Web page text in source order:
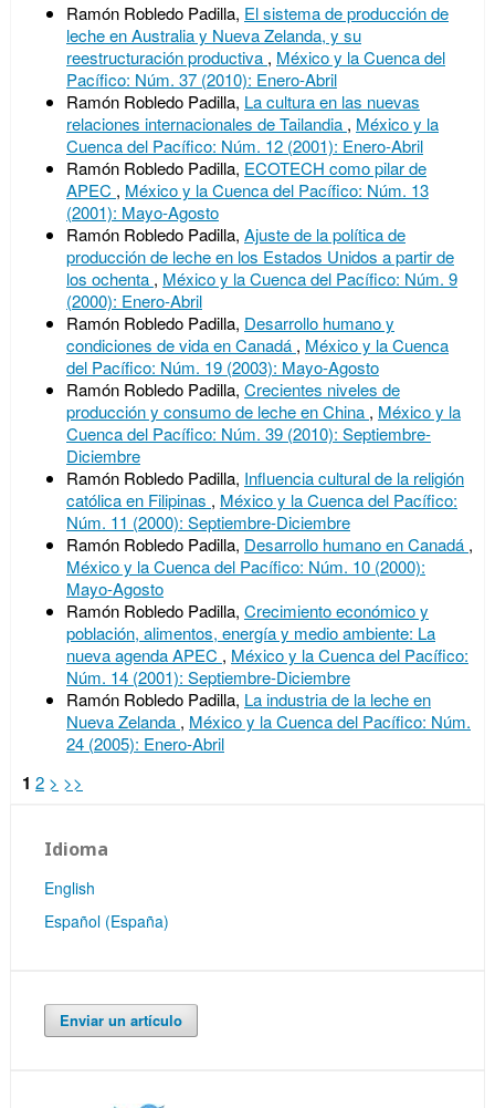
Ramón Robledo Padilla, El sistema de producción de
leche en Australia y Nueva Zelanda, y su
reestructuración productiva , México y la Cuenca del
Pacífico: Núm. 37 (2010): Enero-Abril
Ramón Robledo Padilla, La cultura en las nuevas
relaciones internacionales de Tailandia , México y la
Cuenca del Pacífico: Núm. 12 (2001): Enero-Abril
Ramón Robledo Padilla, ECOTECH como pilar de
APEC , México y la Cuenca del Pacífico: Núm. 13
(2001): Mayo-Agosto
Ramón Robledo Padilla, Ajuste de la política de
producción de leche en los Estados Unidos a partir de
los ochenta , México y la Cuenca del Pacífico: Núm. 9
(2000): Enero-Abril
Ramón Robledo Padilla, Desarrollo humano y
condiciones de vida en Canadá , México y la Cuenca
del Pacífico: Núm. 19 (2003): Mayo-Agosto
Ramón Robledo Padilla, Crecientes niveles de
producción y consumo de leche en China , México y la
Cuenca del Pacífico: Núm. 39 (2010): Septiembre-
Diciembre
Ramón Robledo Padilla, Influencia cultural de la religión
católica en Filipinas , México y la Cuenca del Pacífico:
Núm. 11 (2000): Septiembre-Diciembre
Ramón Robledo Padilla, Desarrollo humano en Canadá ,
México y la Cuenca del Pacífico: Núm. 10 (2000):
Mayo-Agosto
Ramón Robledo Padilla, Crecimiento económico y
población, alimentos, energía y medio ambiente: La
nueva agenda APEC , México y la Cuenca del Pacífico:
Núm. 14 (2001): Septiembre-Diciembre
Ramón Robledo Padilla, La industria de la leche en
Nueva Zelanda , México y la Cuenca del Pacífico: Núm.
24 (2005): Enero-Abril
1 2 > >>
Idioma
English
Español (España)
Enviar un artículo